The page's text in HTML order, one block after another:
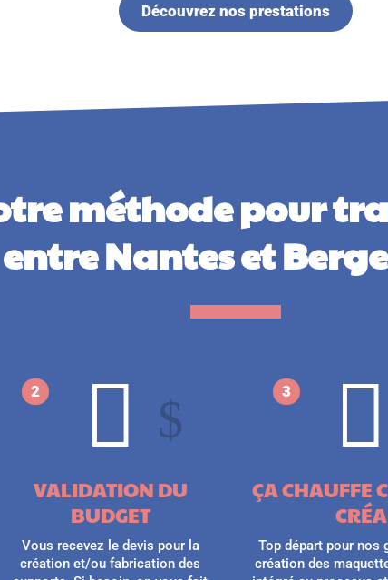
Découvrez nos prestations
méthode pour
entre Nantes et
 $
2
VALIDATION DU
BUDGET
Vous recevez le devis pour la
création et/ou fabrication des

3
ÇA CHAUFFE
CRÉA
Top départ pour nos
création des